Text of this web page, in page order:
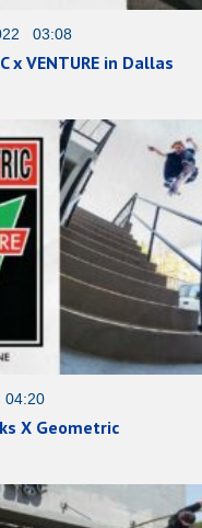
03:08
x VENTURE in Dallas
X Geometric